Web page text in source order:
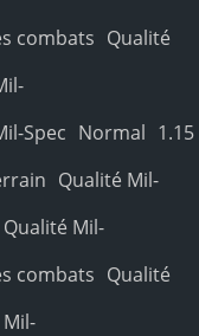
combats Qualité
Spec Normal 1.15
Qualité Mil-
Qualité Mil-
combats Qualité